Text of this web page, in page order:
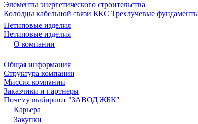
Элементы энергетического строительства
Колодцы кабельной связи ККС Трехлучевые
Нетиповые изделия
Нетиповые изделия
О компании
Общая информация
Структура компании
Миссия компании
Заказчики и партнеры
Почему выбирают "ЗАВОД ЖБК"
Карьера
Закупки